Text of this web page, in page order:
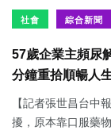
社會 綜合新聞
57歲企業主頻尿
分鐘重拾順暢人
【記者張世昌台中
擾，原本靠口服藥